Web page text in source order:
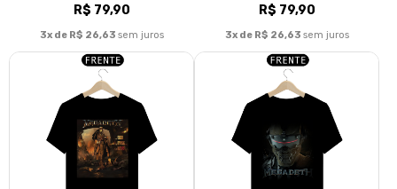
R$ 79,90
3x de R$ 26,63 sem juros
R$ 79,90
3x de R$ 26,63 sem juros